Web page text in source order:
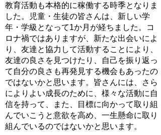
教育活動も本格的に稼働する時季となりま
した。児童・生徒の皆さんは、新しい学
年・学級となって1か月が経ちました。コ
ロナ禍ではありますが、新たな出会いによ
り、友達と協力して活動することにより、
友達の良さを見つけたり、自己を振り返っ
て自分の良さも再発見する機会もあったの
ではないかと思います。皆さんには、さら
によりよい成長のために、様々な活動に自
信を持って、また、目標に向かって取り組
んでいこうと意欲を高め、一生懸命に取り
組んでいるのではないかと思います。